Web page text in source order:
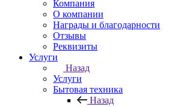
Компания
О компании
Награды и благодарности
Отзывы
Реквизиты
Услуги
Назад
Услуги
Бытовая техника
Назад